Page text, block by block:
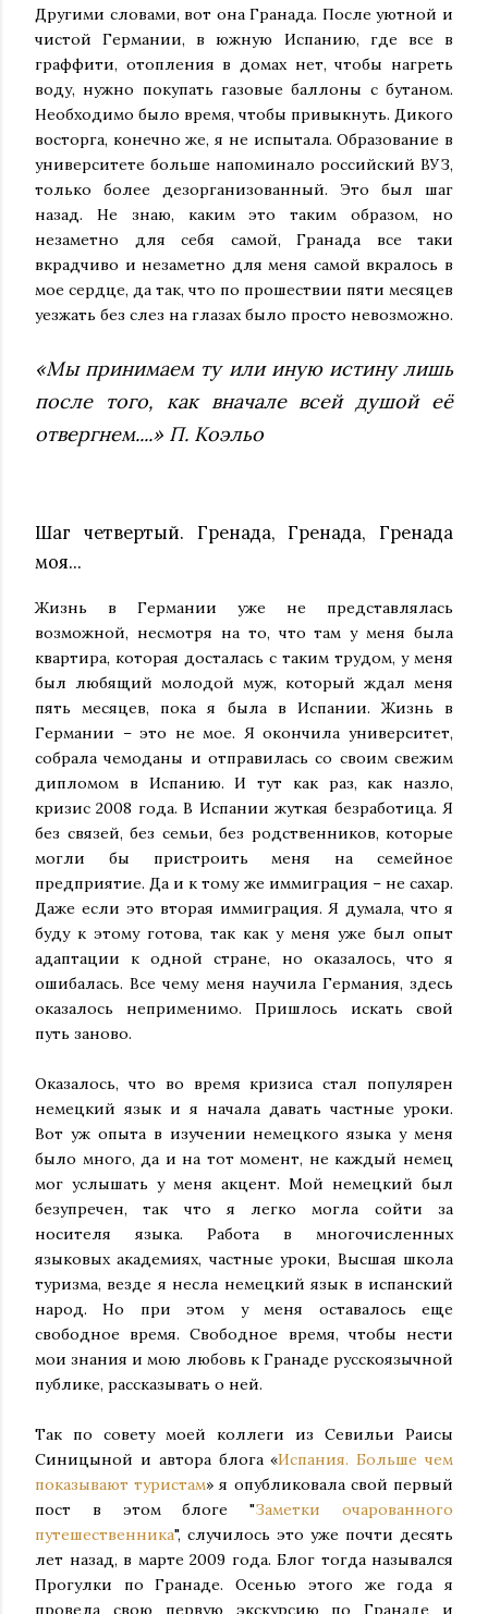
Другими словами, вот она Гранада. После уютной и
чистой Германии, в южную Испанию, где все в
граффити, отопления в домах нет, чтобы нагреть
воду, нужно покупать газовые баллоны с бутаном.
Необходимо было время, чтобы привыкнуть. Дикого
восторга, конечно же, я не испытала. Образование в
университете больше напоминало российский ВУЗ,
только более дезорганизованный. Это был шаг
назад. Не знаю, каким это таким образом, но
незаметно для себя самой, Гранада все таки
вкрадчиво и незаметно для меня самой вкралось в
мое сердце, да так, что по прошествии пяти месяцев
уезжать без слез на глазах было просто невозможно.
«Мы принимаем ту или иную истину лишь
после того, как вначале всей душой её
отвергнем....» П. Коэльо
Шаг четвертый. Гренада, Гренада, Гренада
моя...
Жизнь в Германии уже не представлялась
возможной, несмотря на то, что там у меня была
квартира, которая досталась с таким трудом, у меня
был любящий молодой муж, который ждал меня
пять месяцев, пока я была в Испании. Жизнь в
Германии – это не мое. Я окончила университет,
собрала чемоданы и отправилась со своим свежим
дипломом в Испанию. И тут как раз, как назло,
кризис 2008 года. В Испании жуткая безработица. Я
без связей, без семьи, без родственников, которые
могли бы пристроить меня на семейное
предприятие. Да и к тому же иммиграция – не сахар.
Даже если это вторая иммиграция. Я думала, что я
буду к этому готова, так как у меня уже был опыт
адаптации к одной стране, но оказалось, что я
ошибалась. Все чему меня научила Германия, здесь
оказалось неприменимо. Пришлось искать свой
путь заново.
Оказалось, что во время кризиса стал популярен
немецкий язык и я начала давать частные уроки.
Вот уж опыта в изучении немецкого языка у меня
было много, да и на тот момент, не каждый немец
мог услышать у меня акцент. Мой немецкий был
безупречен, так что я легко могла сойти за
носителя языка. Работа в многочисленных
языковых академиях, частные уроки, Высшая школа
туризма, везде я несла немецкий язык в испанский
народ. Но при этом у меня оставалось еще
свободное время. Свободное время, чтобы нести
мои знания и мою любовь к Гранаде русскоязычной
публике, рассказывать о ней.
Так по совету моей коллеги из Севильи Раисы
Синицыной и автора блога «Испания. Больше чем
показывают туристам» я опубликовала свой первый
пост в этом блоге "Заметки очарованного
путешественника", случилось это уже почти десять
лет назад, в марте 2009 года. Блог тогда назывался
Прогулки по Гранаде. Осенью этого же года я
провела свою первую экскурсию по Гранаде и